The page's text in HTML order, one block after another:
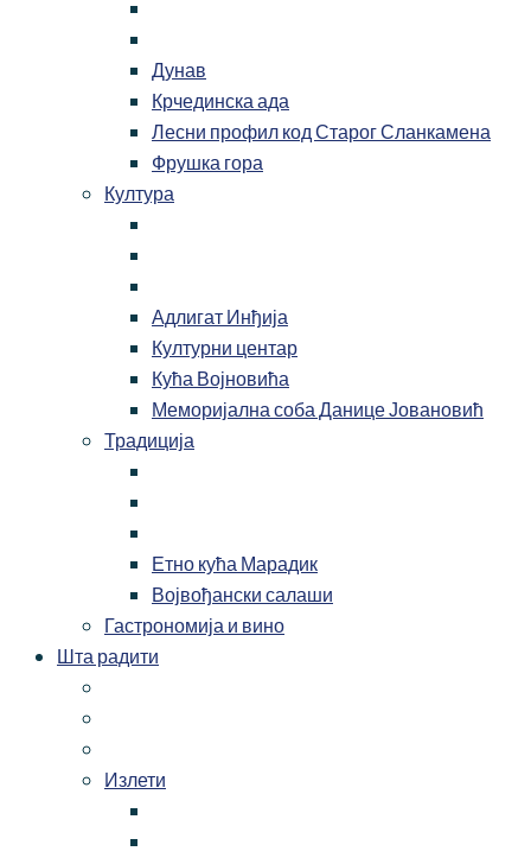
Дунав
Крчединска ада
Лесни профил код Старог Сланкамена
Фрушка гора
Култура
Адлигат Инђија
Културни центар
Кућа Војновића
Меморијална соба Данице Јовановић
Традиција
Етно кућа Марадик
Војвођански салаши
Гастрономија и вино
Шта радити
Излети